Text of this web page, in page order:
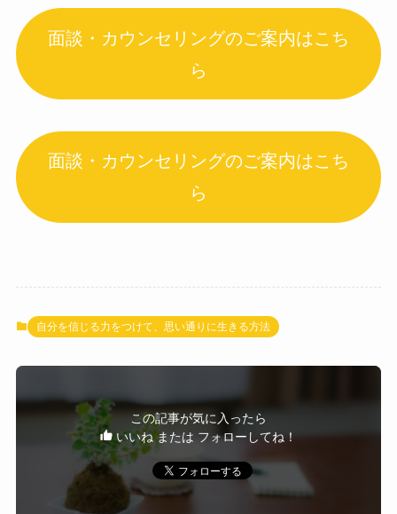
面談・カウンセリングのご案内はこち
ら
面談・カウンセリングのご案内はこち
ら
自分を信じる力をつけて、思い通りに生きる方法
この記事が気に入ったら
いいね または フォローしてね！